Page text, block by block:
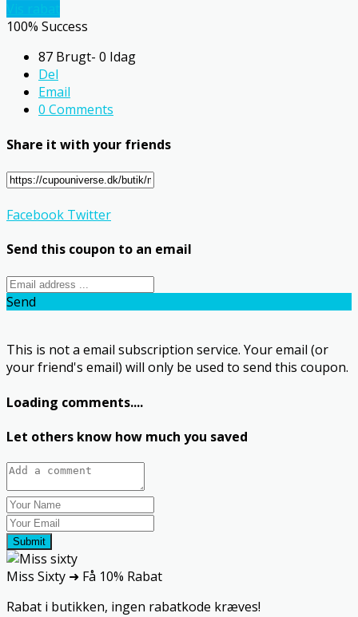
100% Success
87 Brugt- 0 Idag
Del
Email
0 Comments
Share it with your friends
Facebook Twitter
Send this coupon to an email
Send
This is not a email subscription service. Your email (or
your friend's email) will only be used to send this coupon.
Loading comments....
Let others know how much you saved
Submit
Miss Sixty ➜ Få 10% Rabat
Rabat i butikken, ingen rabatkode kræves!